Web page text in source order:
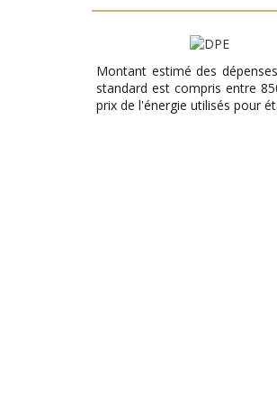
Montant estimé des
standard est compris entre
prix de l'énergie utilisés pour